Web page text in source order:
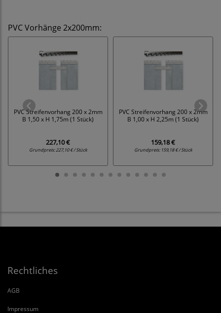
PVC Vorhänge 2x200mm:
PVC Streifenvorhang 200 x 2mm
B 1,50 x H 1,75m (1 Stück)
227,10 €
Grundpreis:227,10 € / Stück
PVC Streifenvorhang 200 x 2mm
B 1,00 x H 2,25m (1 Stück)
159,18 €
Grundpreis: 159,18 € / Stück
Rechtliches
AGB
Impressum